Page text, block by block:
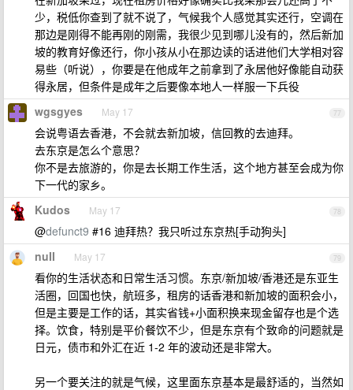
少，税低你查到了就不说了，气候我个人感觉其实还行，空调在
那边是刚得不能再刚的刚需，我很少见到哪儿没有的，然后新加
坡的教育好像还行，你小孩从小在那边读的话进他们大学相对容
易些（听说），你要是在他成年之前拿到了永居他好像能自动获
得永居，但条件是成年之后要像本地人一样服一下兵役
77
wgsgyes May 17
会说粤语去香港，不会就去新加坡，信回教的去迪拜。
去东京是怎么个意思？
你不是去旅游的，你是去长期工作生活，这个地方甚至会成为你
下一代的家乡。
78
Kudos May 17
@defunct9 #16 迪拜热？我只听过东京热[手动狗头]
79
nuII May 17
看你的生活状态和日常生活习惯。东京/新加坡/香港还是东亚生
活圈，回国也快，航班多，租房的话香港和新加坡的面积会小，
但是主要是工作的话，其实省钱+小面积换来现金留存也是个选
择。饮食，特别是平价餐饮不少，但是东京有个致命的问题就是
日元，债市和外汇在近 1-2 年的波动还是非常大。
另一个要关注的就是气候，这里面东京基本是最舒适的，当然如